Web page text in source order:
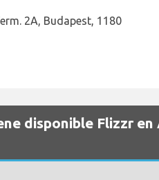
2A, Budapest, 1180
disponible Flizzr